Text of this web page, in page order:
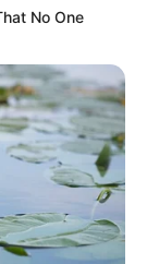
la vía Medellín
un vehículo
de este
la
No One